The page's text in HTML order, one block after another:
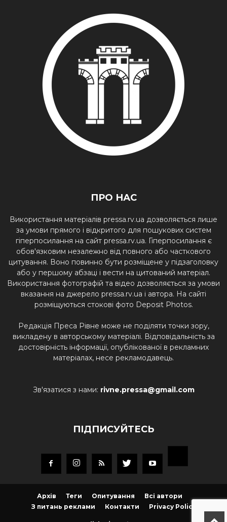
ПРО НАС
Використання матеріалів pressa.rv.ua дозволяється лише
за умови прямого і відкритого для пошукових систем
гіперпосилання на сайт pressa.rv.ua. Гіперпосилання є
обов'язковим незалежно від повного або часткового
цитування. Воно повинно бути розміщене у підзаголовку
або у першому абзаці і вести на цитований матеріал.
Використання фотографій та відео дозволяється за умови
вказання на джерело pressa.rv.ua і автора. На сайті
розміщуються стокові фото Deposit Photos.
Редакція Преса Рівне може не поділяти точки зору,
викладену в авторському матеріалі. Відповідальність за
достовірність інформації, опублікованої в рекламних
матеріалах, несе рекламодавець.
Зв'язатися з нами: rivne.pressa@gmail.com
ПІДПИСУЙТЕСЬ
Архів Теги Опитування
Всі автори
З питань реклами
Контакти Privacy Policy